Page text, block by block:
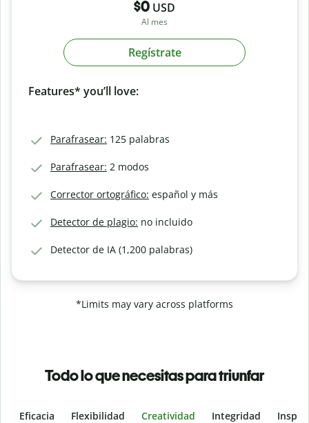
$0 USD
Al mes
Regístrate
Features* you’ll love:
Parafrasear: 125 palabras
Parafrasear: 2 modos
Corrector ortográfico: español y más
Detector de plagio: no incluido
Detector de IA (1,200 palabras)
*Limits may vary across platforms
Todo lo que necesitas para triunfar
Eficacia Flexibilidad Creatividad Integridad